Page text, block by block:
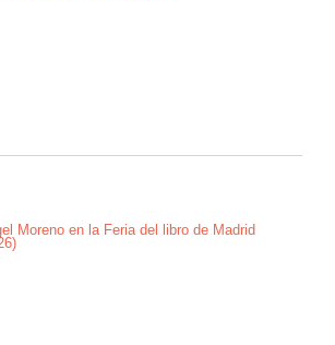
Moreno en la Feria del libro de Madrid